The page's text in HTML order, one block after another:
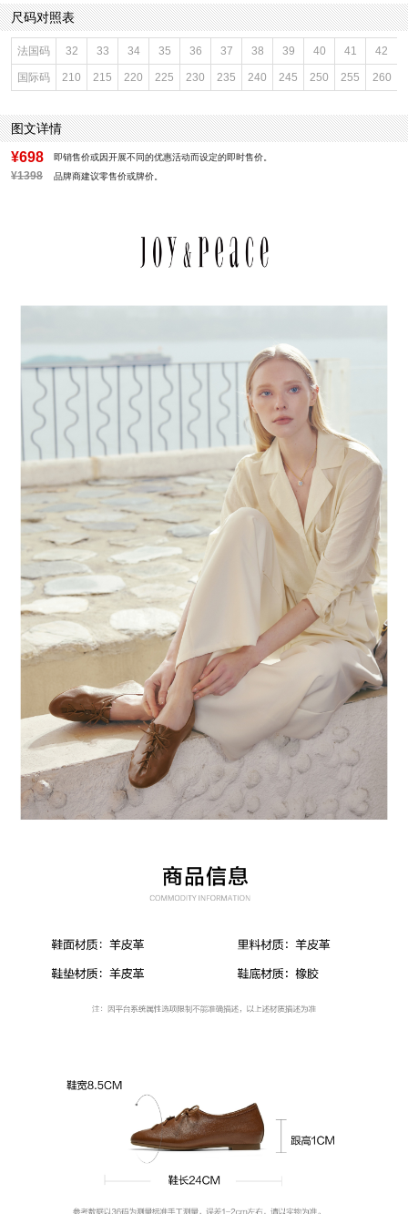
流行元素：交叉绑带
闭合方式：系带
前掌高度：无
款式季节：春季
配跟：无
鞋垫材质：羊皮革
鞋头款式：圆头
鞋面材质：羊皮革
鞋面图案：纯色
参考鞋长(女)：24CM
跟高数值：1CM
性别：女子
皮质特征：羊皮革
里料材质：羊皮革
防水台高度：无
风格：帅气
尺码对照表
法国码 32 33 34 35 36 37 38 39 40 41 42
国际码 210 215 220 225 230 235 240 245 250 255 260
图文详情
¥698 即销售价或因开展不同的优惠活动而设定的即时售价。
¥1398 品牌商建议零售价或牌价。